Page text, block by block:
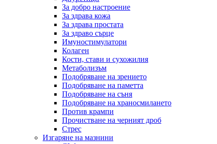
За добро настроение
За здрава кожа
За здрава простата
За здраво сърце
Имуностимулатори
Колаген
Кости, стави и сухожилия
Метаболизъм
Подобряване на зрението
Подобряване на паметта
Подобряване на съня
Подобряване на храносмилането
Против крампи
Прочистване на черният дроб
Стрес
Изгаряне на мазнини